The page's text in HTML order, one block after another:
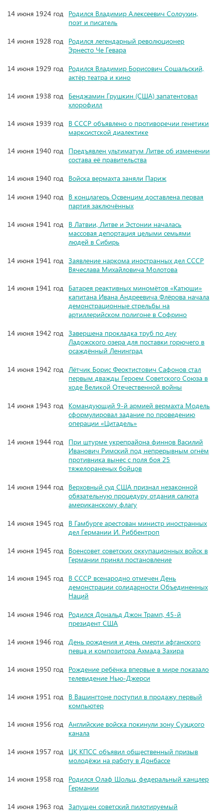
14 июня 1924 год Родился Владимир Алексеевич Солоухин,
поэт и писатель
14 июня 1928 год Родился легендарный революционер
Эрнесто Че Гевара
14 июня 1929 год Родился Владимир Борисович Сошальский,
актёр театра и кино
14 июня 1938 год Бенджамин Грушкин (США) запатентовал
хлорофилл
14 июня 1939 год В СССР объявлено о противоречии генетики
марксистской диалектике
14 июня 1940 год Предъявлен ультиматум Литве об изменении
состава её правительства
14 июня 1940 год Войска вермахта заняли Париж
14 июня 1940 год В концлагерь Освенцим доставлена первая
партия заключённых
14 июня 1941 год В Латвии, Литве и Эстонии началась
массовая депортация целыми семьями
людей в Сибирь
14 июня 1941 год Заявление наркома иностранных дел СССР
Вячеслава Михайловича Молотова
14 июня 1941 год Батарея реактивных миномётов «Катюши»
капитана Ивана Андреевича Флёрова начала
демонстрационные стрельбы на
артиллерийском полигоне в Софрино
14 июня 1942 год Завершена прокладка труб по дну
Ладожского озера для поставки горючего в
осаждённый Ленинград
14 июня 1942 год Лётчик Борис Феоктистович Сафонов стал
первым дважды Героем Советского Союза в
ходе Великой Отечественной войны
14 июня 1943 год Командующий 9-й армией вермахта Модель
сформулировал задание по проведению
операции «Цитадель»
14 июня 1944 год При штурме укрепрайона финнов Василий
Иванович Римский под непрерывным огнём
противника вынес с поля боя 25
тяжелораненых бойцов
14 июня 1944 год Верховный суд США признал незаконной
обязательную процедуру отдания салюта
американскому флагу
14 июня 1945 год В Гамбурге арестован министр иностранных
дел Германии И. Риббентроп
14 июня 1945 год Военсовет советских оккупационных войск в
Германии принял постановление
14 июня 1945 год В СССР всенародно отмечен День
демонстрации солидарности Объединенных
Наций
14 июня 1946 год Родился Дональд Джон Трамп, 45-й
президент США
14 июня 1946 год День рождения и день смерти афганского
певца и композитора Ахмада Захира
14 июня 1950 год Рождение ребёнка впервые в мире показало
телевидение Нью-Джерси
14 июня 1951 год В Вашингтоне поступил в продажу первый
компьютер
14 июня 1956 год Английские войска покинули зону Суэцкого
канала
14 июня 1957 год ЦК КПСС объявил общественный призыв
молодёжи на работу в Донбассе
14 июня 1958 год Родился Олаф Шольц, федеральный канцлер
Германии
14 июня 1963 год Запущен советский пилотируемый